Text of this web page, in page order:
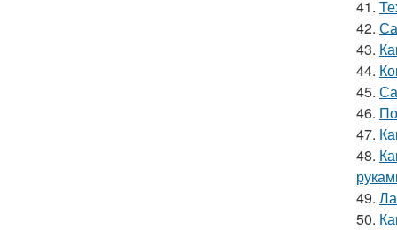
41.
42.
43.
44.
45.
46.
47.
48.
49.
50.